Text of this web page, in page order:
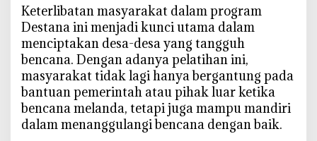
Keterlibatan masyarakat dalam program
Destana ini menjadi kunci utama dalam
menciptakan desa-desa yang tangguh
bencana. Dengan adanya pelatihan ini,
masyarakat tidak lagi hanya bergantung pada
bantuan pemerintah atau pihak luar ketika
bencana melanda, tetapi juga mampu mandiri
dalam menanggulangi bencana dengan baik.